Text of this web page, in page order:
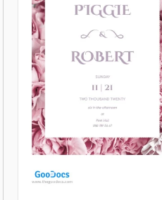
En momentos de
solemnidad, exprese sus
condolencias más sinceras
con nuestra Plantilla de
Invitación Fúnebre Oscura.
Google Slides